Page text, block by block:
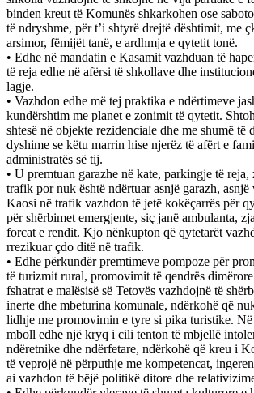
binden kreut të Komunës shkarkohen ose
të ndryshme, për t’i shtyrë drejtë dështimit, me
arsimor, fëmijët tanë, e ardhmja e qytetit tonë.
• Edhe në mandatin e Kasamit vazhduan të
të reja edhe në afërsi të shkollave dhe
lagje.
• Vazhdon edhe më tej praktika e ndërtimeve
kundërshtim me planet e zonimit të qytetit.
shtesë në objekte rezidenciale dhe me shumë të
dyshime se këtu marrin hise njerëz të afërt e
administratës së tij.
• U premtuan garazhe në kate, parkingje të
trafik por nuk është ndërtuar asnjë garazh,
Kaosi në trafik vazhdon të jetë kokëçarrës për
për shërbimet emergjente, siç janë ambulanta,
forcat e rendit. Kjo nënkupton që qytetarët
rrezikuar çdo ditë në trafik.
• Edhe përkundër premtimeve pompoze për
të turizmit rural, promovimit të qendrës
fshatrat e malësisë së Tetovës vazhdojnë të
inerte dhe mbeturina komunale, ndërkohë që
lidhje me promovimin e tyre si pika turistike.
mboll edhe një kryq i cili tenton të mbjellë
ndëretnike dhe ndërfetare, ndërkohë që kreu i
të veprojë në përputhje me kompetencat,
ai vazhdon të bëjë politikë ditore dhe